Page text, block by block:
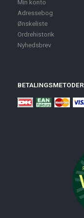
Min konto
Adressebog
Ønskeliste
Ordrehistorik
Nyhedsbrev
BETALINGSMETODER